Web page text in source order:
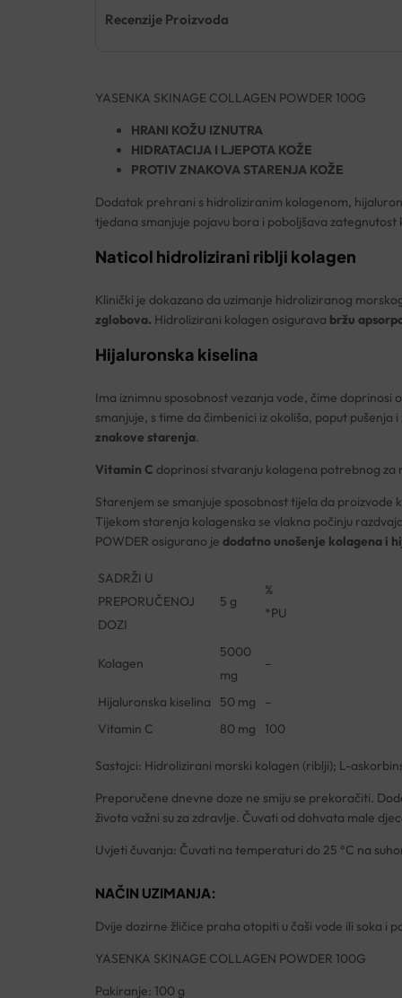
Recenzije Proizvoda
YASENKA SKINAGE COLLAGEN POWDER 100G
HRANI KOŽU IZNUTRA
HIDRATACIJA I LJEPOTA KOŽE
PROTIV ZNAKOVA STARENJA KOŽE
Dodatak prehrani s hidroliziranim kolagenom,
tjedana smanjuje pojavu bora i poboljšava zategnutost
Naticol hidrolizirani riblji kolagen
Klinički je dokazano da uzimanje hidroliziranog
zglobova. Hidrolizirani kolagen osigurava bržu
Hijaluronska kiselina
Ima iznimnu sposobnost vezanja vode, čime
smanjuje, s time da čimbenici iz okoliša, poput
znakove starenja.
Vitamin C doprinosi stvaranju kolagena potrebnog za
Starenjem se smanjuje sposobnost tijela da
Tijekom starenja kolagenska se vlakna počinju
POWDER osigurano je dodatno unošenje kolagena i
SADRŽI U
PREPORUČENOJ
DOZI
5 g
%
*PU
Kolagen
5000
mg
–
Hijaluronska kiselina 50 mg
–
Vitamin C
80 mg 100
Sastojci: Hidrolizirani morski kolagen (riblji); L-
Preporučene dnevne doze ne smiju se prekoračiti.
života važni su za zdravlje. Čuvati od dohvata male
Uvjeti čuvanja: Čuvati na temperaturi do 25 °C na
NAČIN UZIMANJA:
Dvije dozirne žličice praha otopiti u čaši vode ili soka i
YASENKA SKINAGE COLLAGEN POWDER 100G
Pakiranje: 100 g